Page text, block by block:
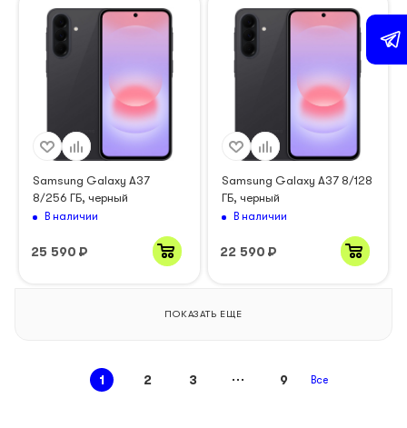
Samsung Galaxy A37
8/256 ГБ, черный
В наличии
25 590 ₽
Samsung Galaxy A37 8/128
ГБ, черный
В наличии
22 590 ₽
ПОКАЗАТЬ ЕЩЕ
1 2 3 9 Все